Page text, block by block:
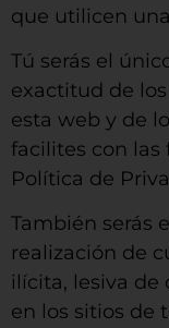
que utilicen
Tú serás el
exactitud de
esta web y de
facilites con las
Política de
También serás
realización de
ilícita, lesiva de
en los sitios de